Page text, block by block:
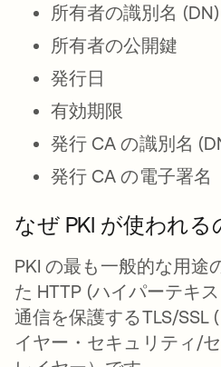
所有者の識別名 (DN)
所有者の公開鍵
発行日
有効期限
発行 CA の識別名
発行 CA の電子署名
なぜ PKI が使われる
PKI の最も一般的な用途
た HTTP (ハイパーテキ
通信を保護するTLS/SSL
イヤー・セキュリティ/